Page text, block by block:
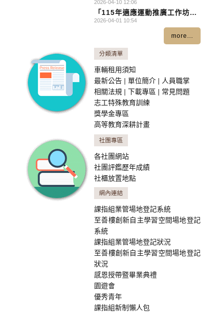
文影片競賽
2026-04-10 12:06
「115年適應運動推廣工作坊－
短影音拍 攝」活動
2026-04-01 10:54
more...
分類清單
車輛租用須知
最新公告 | 單位簡介 | 人員職掌
相關法規 | 下載專區 | 常見問題
志工特殊教育訓練
獎學金專區
高等教育深耕計畫
社團專區
各社團網站
社團評鑑歷年成績
社櫃放置地點
網內連結
課指組業管場地登記系統
至善樓創新自主學習空間場地登記
系統
課指組業管場地登記狀況
至善樓創新自主學習空間場地登記
狀況
感恩授帶暨畢業典禮
園遊會
優秀青年
課指組新制懶人包